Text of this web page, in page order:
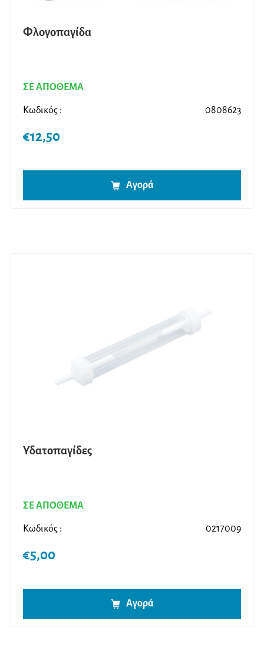
Φλογοπαγίδα
ΣΕ ΑΠΟΘΕΜΑ
Κωδικός : 0808623
€12,50
Αγορά
Υδατοπαγίδες
ΣΕ ΑΠΟΘΕΜΑ
Κωδικός : 0217009
€5,00
Αγορά